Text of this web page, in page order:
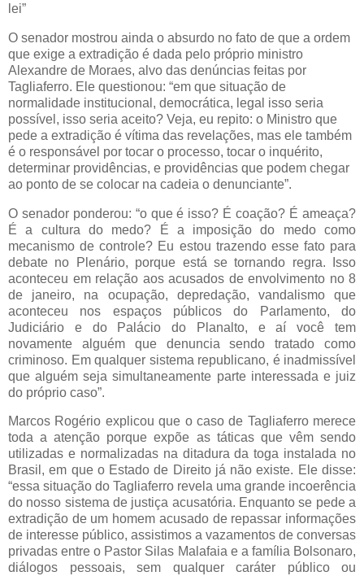
lei”
O senador mostrou ainda o absurdo no fato de que a ordem
que exige a extradição é dada pelo próprio ministro
Alexandre de Moraes, alvo das denúncias feitas por
Tagliaferro. Ele questionou: “em que situação de
normalidade institucional, democrática, legal isso seria
possível, isso seria aceito? Veja, eu repito: o Ministro que
pede a extradição é vítima das revelações, mas ele também
é o responsável por tocar o processo, tocar o inquérito,
determinar providências, e providências que podem chegar
ao ponto de se colocar na cadeia o denunciante”.
O senador ponderou: “o que é isso? É coação? É ameaça?
É a cultura do medo? É a imposição do medo como
mecanismo de controle? Eu estou trazendo esse fato para
debate no Plenário, porque está se tornando regra. Isso
aconteceu em relação aos acusados de envolvimento no 8
de janeiro, na ocupação, depredação, vandalismo que
aconteceu nos espaços públicos do Parlamento, do
Judiciário e do Palácio do Planalto, e aí você tem
novamente alguém que denuncia sendo tratado como
criminoso. Em qualquer sistema republicano, é inadmissível
que alguém seja simultaneamente parte interessada e juiz
do próprio caso”.
Marcos Rogério explicou que o caso de Tagliaferro merece
toda a atenção porque expõe as táticas que vêm sendo
utilizadas e normalizadas na ditadura da toga instalada no
Brasil, em que o Estado de Direito já não existe. Ele disse:
“essa situação do Tagliaferro revela uma grande incoerência
do nosso sistema de justiça acusatória. Enquanto se pede a
extradição de um homem acusado de repassar informações
de interesse público, assistimos a vazamentos de conversas
privadas entre o Pastor Silas Malafaia e a família Bolsonaro,
diálogos pessoais, sem qualquer caráter público ou